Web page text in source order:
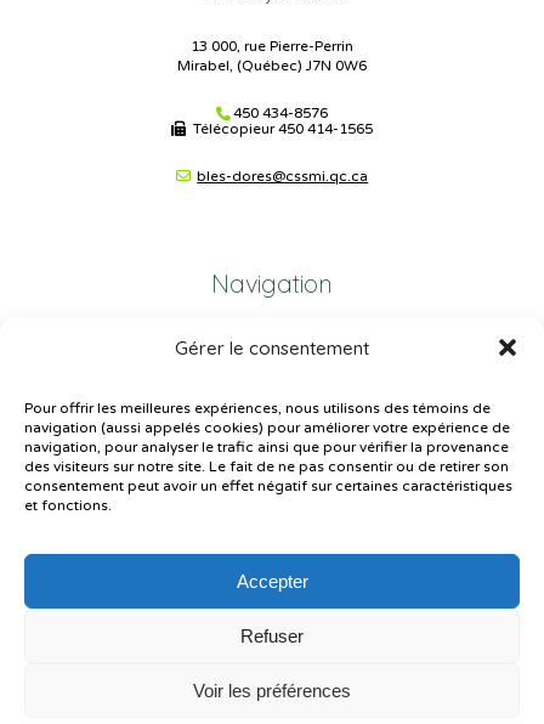
Gérer le consentement
Pour offrir les meilleures expériences, nous utilisons des témoins de
navigation (aussi appelés cookies) pour améliorer votre expérience de
navigation, pour analyser le trafic ainsi que pour vérifier la provenance
des visiteurs sur notre site. Le fait de ne pas consentir ou de retirer son
consentement peut avoir un effet négatif sur certaines caractéristiques
et fonctions.
Accepter
Refuser
Voir les préférences
13 000, rue Pierre-Perrin
Mirabel, (Québec) J7N 0W6
450 434-8576
Télécopieur450 414-1565
bles-dores@cssmi.qc.ca
Navigation
Plan du site
Plainte – service à l’élève
Politique de confidentialité
Le CSSMI autorise certaines intelligences artificielles contrôlées et